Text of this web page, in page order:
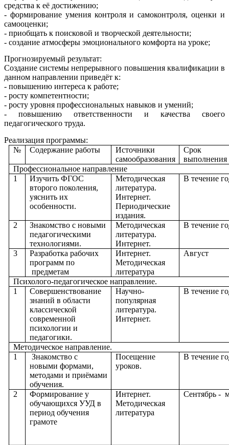
средства к её достижению;
- формирование умения контроля и самоконтроля, оценки и
самооценки;
- приобщать к поисковой и творческой деятельности;
- создание атмосферы эмоционального комфорта на уроке;
Прогнозируемый результат:
Создание системы непрерывного повышения квалификации в
данном направлении приведёт к:
- повышению интереса к работе;
- росту компетентности;
- росту уровня профессиональных навыков и умений;
- повышению ответственности и качества своего
педагогического труда.
Реализация программы:
№
Содержание работы
Источники
самообразования
Срок
выполнения
Профессиональное направление
1
Изучить ФГОС
второго поколения,
уяснить их
особенности.
Методическая
литература.
Интернет.
Периодические
издания.
В течение
2
Знакомство с новыми
педагогическими
технологиями.
Методическая
литература.
Интернет.
В течение
3
Разработка рабочих
программ по
предметам
Интернет.
Методическая
литература
Август
Психолого-педагогическое направление.
1
Совершенствование
знаний в области
классической
современной
психологии и
педагогики.
Научно-
популярная
литература.
Интернет.
В течение
Методическое направление.
1
Знакомство с
новыми формами,
методами и приёмами
обучения.
Посещение
уроков.
В течение
2
Формирование у
обучающихся УУД в
период обучения
грамоте
Интернет.
Методическая
литература
Сентябрь -